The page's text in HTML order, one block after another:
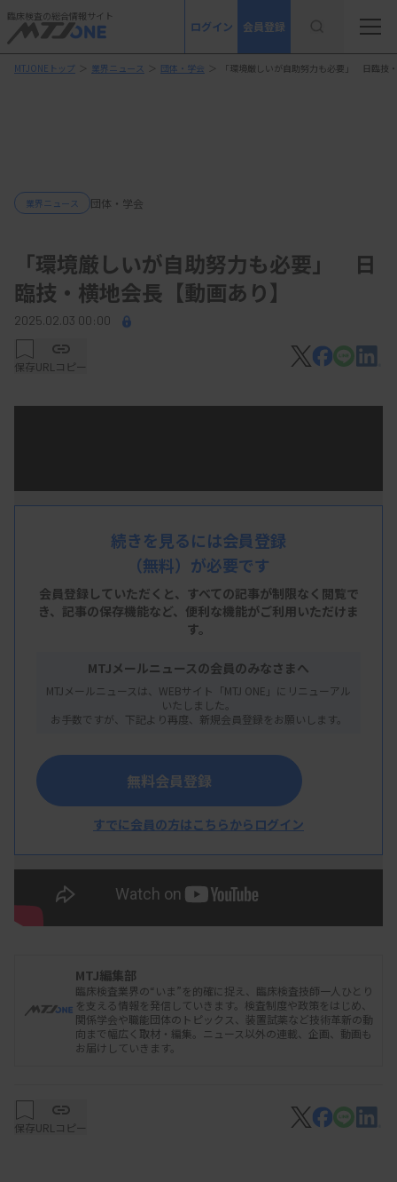
臨床検査の総合情報サイト
ログイン 会員登録
MTJONEトップ ＞ 業界ニュース ＞ 団体・学会 ＞ 「環境厳しいが自助努力も必要」 日臨技
業界ニュース 団体・学会
「環境厳しいが自助努力も必要」 日
臨技・横地会長【動画あり】
2025.02.03 00:00
保存URLコピー
力も必要」と指摘。臨床検査技師の働き方や検査室
の在り方について、外部・内部環境を分析した上
で、「病院の事情などに合わせて、できることから
一歩踏み出してほしい」と要望した。
豊・医療関連サービス室長、チーム医療推進協議会
の上田克彦代表、日本臨床検査振興協議会の村上正
巳理事長、日本病院会の相澤孝夫会長らが出席し
た。
続きを見るには会員登録
（無料）が必要です
会員登録していただくと、すべての記事が制限なく閲覧で
き、 記事の保存機能など、便利な機能がご利用いただけま
す。
MTJメールニュースの会員のみなさまへ
MTJメールニュースは、WEBサイト「MTJ ONE」にリニューアル
いたしました。
お手数ですが、下記より再度、新規会員登録をお願いします。
無料会員登録
すでに会員の方はこちらからログイン
MTJ編集部
臨床検査業界の“いま”を的確に捉え、臨床検査技師一人ひとり
を支える情報を発信していきます。検査制度や政策をはじめ、
関係学会や職能団体のトピックス、装置試薬など技術革新の動
向まで幅広く取材・編集。ニュース以外の連載、企画、動画も
お届けしていきます。
保存URLコピー